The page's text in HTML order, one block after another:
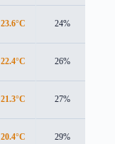
23.6°C 24%
22.4°C 26%
21.3°C 27%
20.4°C 29%